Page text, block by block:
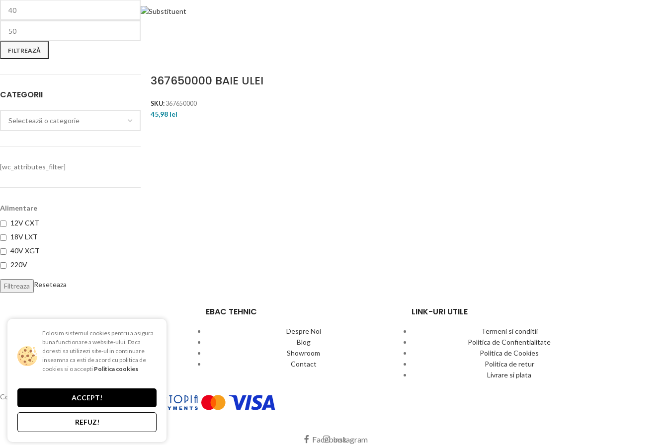
FILTREAZĂ
CATEGORII
[wc_attributes_filter]
Alimentare
12V CXT
18V LXT
40V XGT
220V
Filtreaza Reseteaza
367650000 BAIE ULEI
SKU: 367650000
45,98 lei
Str. Depozitelor, Nr. 51, Pitesti, AG
Telefon:0740 625 482
EBAC TEHNIC
Despre Noi
Blog
Showroom
Contact
LINK-URI UTILE
Termeni si conditii
Politica de Confientialitate
Politica de Cookies
Politica de retur
Livrare si plata
Copyright © 2015-2025 EBAC TEHNIC
Folosim sistemul cookies pentru a asigura
buna functionare a website-ului. Daca
doresti sa utilizezi site-ul in continuare
inseamna ca esti de acord cu politica de
cookies si o accepti Politica cookies
ACCEPT!
REFUZ!
FacebookInstagram